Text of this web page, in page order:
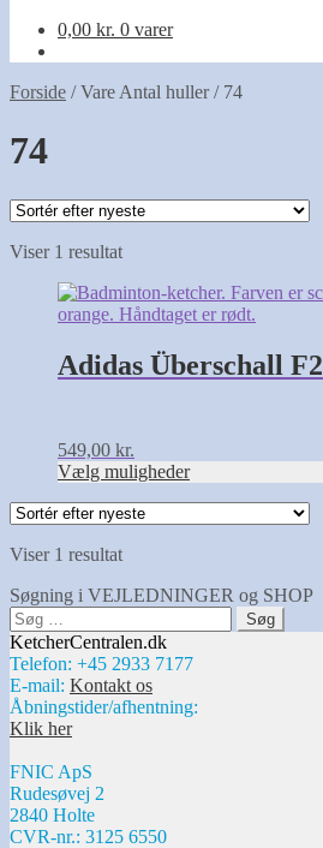
0,00 kr. 0 varer
Forside /Vare Antal huller/ 74
74
Viser 1 resultat
Adidas Überschall F2
549,00 kr.
Vælg muligheder
Viser 1 resultat
Søgning i VEJLEDNINGER og SHOP
Søg
efter:
KetcherCentralen.dk
Telefon: +45 2933 7177
E-mail: Kontakt os
Åbningstider/afhentning:
Klik her
FNIC ApS
Rudesøvej 2
2840 Holte
CVR-nr.: 3125 6550